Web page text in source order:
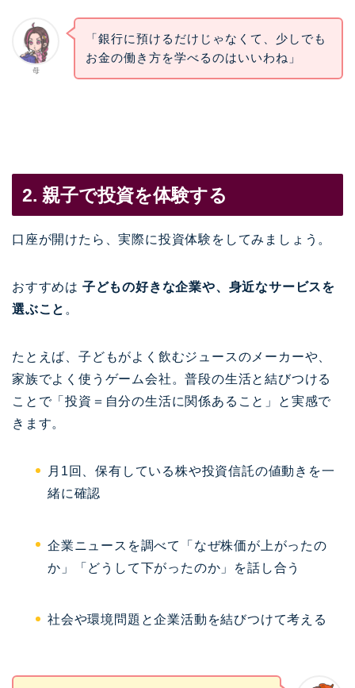
母
「銀行に預けるだけじゃなくて、少しでも
お金の働き方を学べるのはいいわね」
2. 親子で投資を体験する
口座が開けたら、実際に投資体験をしてみましょう。
おすすめは 子どもの好きな企業や、身近なサービスを
選ぶこと 。
たとえば、子どもがよく飲むジュースのメーカーや、
家族でよく使うゲーム会社。普段の生活と結びつける
ことで「投資＝自分の生活に関係あること」と実感で
きます。
月1回、保有している株や投資信託の値動きを一
緒に確認
企業ニュースを調べて「なぜ株価が上がったの
か」「どうして下がったのか」を話し合う
社会や環境問題と企業活動を結びつけて考える